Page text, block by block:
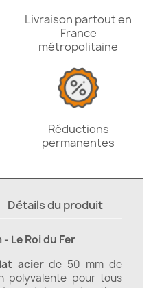
Livraison partout en
France
métropolitaine
Réductions
permanentes
Détails du produit
Le Roi du Fer
acierde 50 mm de
polyvalente pour tous